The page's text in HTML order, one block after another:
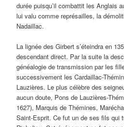
durée puisqu’il combattit les Anglais
lui valu comme représailles, la
Nadaillac.
La lignée des Girbert s’éteindra en
descendant direct. Par la suite la
généalogie de transmission par les
successivement les Cardaillac-
Lauzières. Le plus célèbre des
aucun doute, Pons de Lauzières-
1627), Marquis de Thémines,
Saint-Esprit. Ce fut un de ses fils qui